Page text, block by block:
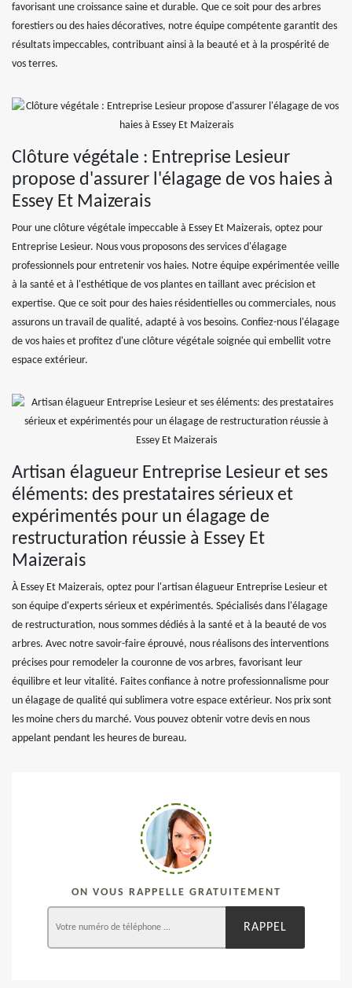
favorisant une croissance saine et durable. Que ce soit pour des arbres
forestiers ou des haies décoratives, notre équipe compétente garantit des
résultats impeccables, contribuant ainsi à la beauté et à la prospérité de
vos terres.
Clôture végétale : Entreprise Lesieur
propose d'assurer l'élagage de vos haies à
Essey Et Maizerais
Pour une clôture végétale impeccable à Essey Et Maizerais, optez pour
Entreprise Lesieur. Nous vous proposons des services d'élagage
professionnels pour entretenir vos haies. Notre équipe expérimentée veille
à la santé et à l'esthétique de vos plantes en taillant avec précision et
expertise. Que ce soit pour des haies résidentielles ou commerciales, nous
assurons un travail de qualité, adapté à vos besoins. Confiez-nous l'élagage
de vos haies et profitez d'une clôture végétale soignée qui embellit votre
espace extérieur.
Artisan élagueur Entreprise Lesieur et ses
éléments: des prestataires sérieux et
expérimentés pour un élagage de
restructuration réussie à Essey Et
Maizerais
À Essey Et Maizerais, optez pour l'artisan élagueur Entreprise Lesieur et
son équipe d'experts sérieux et expérimentés. Spécialisés dans l'élagage
de restructuration, nous sommes dédiés à la santé et à la beauté de vos
arbres. Avec notre savoir-faire éprouvé, nous réalisons des interventions
précises pour remodeler la couronne de vos arbres, favorisant leur
équilibre et leur vitalité. Faites confiance à notre professionnalisme pour
un élagage de qualité qui sublimera votre espace extérieur. Nos prix sont
les moine chers du marché. Vous pouvez obtenir votre devis en nous
appelant pendant les heures de bureau.
ON VOUS RAPPELLE GRATUITEMENT